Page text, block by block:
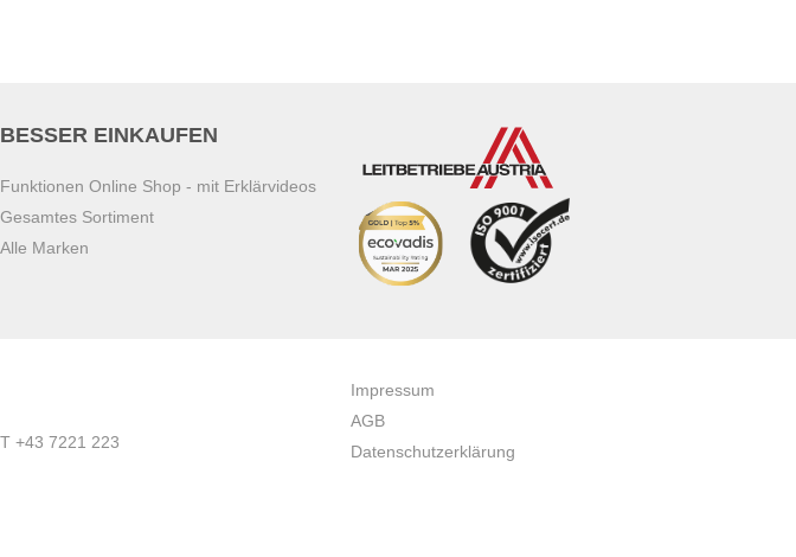
BESSER EINKAUFEN
Funktionen Online Shop - mit Erklärvideos
Gesamtes Sortiment
Alle Marken
T +43 7221 223
Impressum
AGB
Datenschutzerklärung